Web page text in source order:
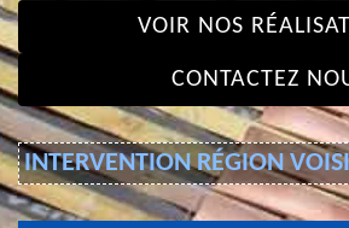
VOIR NOS
CONTACTEZ
INTERVENTION RÉGION